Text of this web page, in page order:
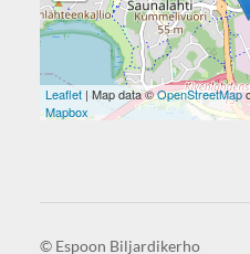
Leaflet| Map data ©OpenStreetMap
Mapbox
© Espoon Biljardikerho